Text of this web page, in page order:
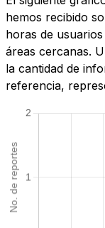
hemos recibido
horas de
áreas cercanas.
la cantidad de
referencia,